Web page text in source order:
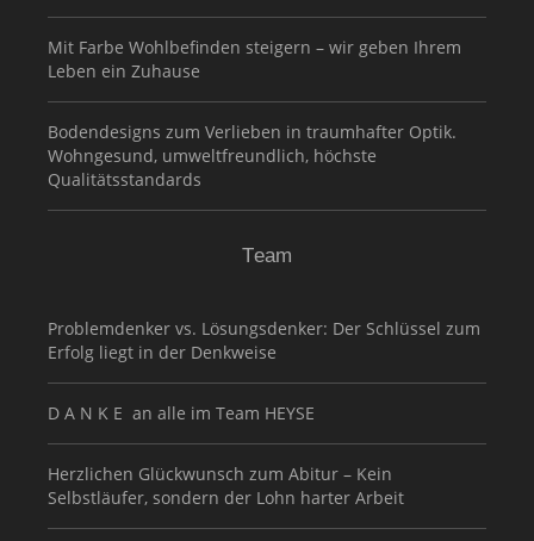
Mit Farbe Wohlbefinden steigern – wir geben Ihrem
Leben ein Zuhause
Bodendesigns zum Verlieben in traumhafter Optik.
Wohngesund, umweltfreundlich, höchste
Qualitätsstandards
Team
Problemdenker vs. Lösungsdenker: Der Schlüssel zum
Erfolg liegt in der Denkweise
D A N K E an alle im Team HEYSE
Herzlichen Glückwunsch zum Abitur – Kein
Selbstläufer, sondern der Lohn harter Arbeit